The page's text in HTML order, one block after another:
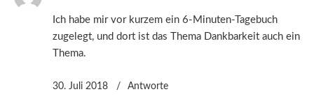
Ich habe mir vor kurzem ein 6-Minuten-Tagebuch
zugelegt, und dort ist das Thema Dankbarkeit auch ein
Thema.
30. Juli 2018 Antworte